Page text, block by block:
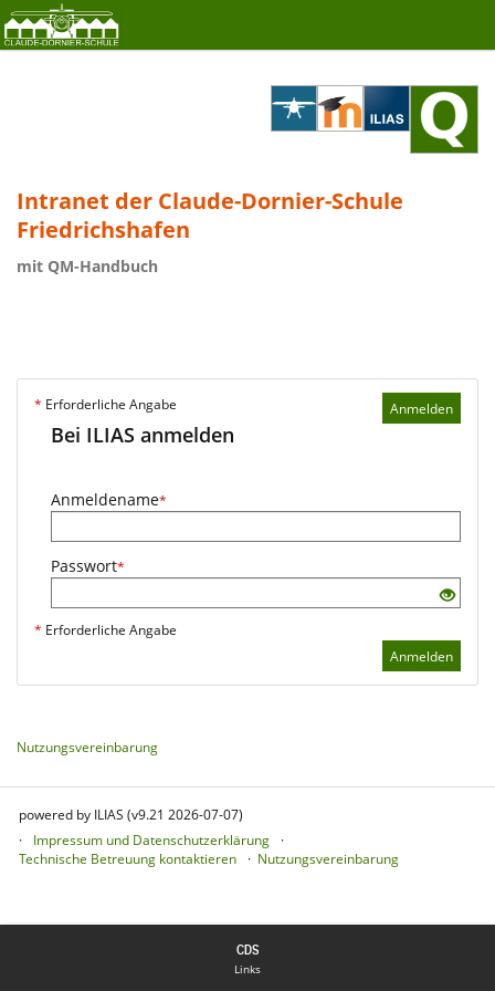
Links
Intranet der Claude-Dornier-Schule
Friedrichshafen
mit QM-Handbuch
Anmelden
* Erforderliche Angabe
Bei ILIAS anmelden
Anmeldename*
Passwort*
* Erforderliche Angabe
Anmelden
Nutzungsvereinbarung
powered by ILIAS (v9.21 2026-07-07)
Impressum und Datenschutzerklärung
Technische Betreuung kontaktieren
Nutzungsvereinbarung